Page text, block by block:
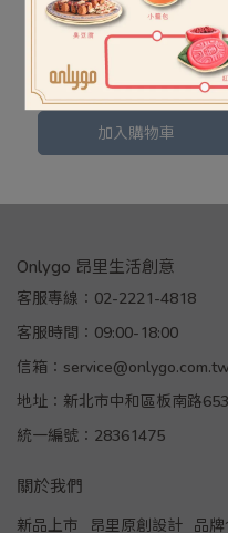
〔台灣文化磁鐵〕旅遊地
標系列 - 西門町紅樓款
NT$129
加入購物車
Onlygo 昂里生活創意
客服專線：02-2221-4818
客服時間：09:00-18:00
信箱：service@onlygo.com.tw
地址：新北市中和區板南路
統一編號：28361475
關於我們
新品上市 昂里原創設計 品